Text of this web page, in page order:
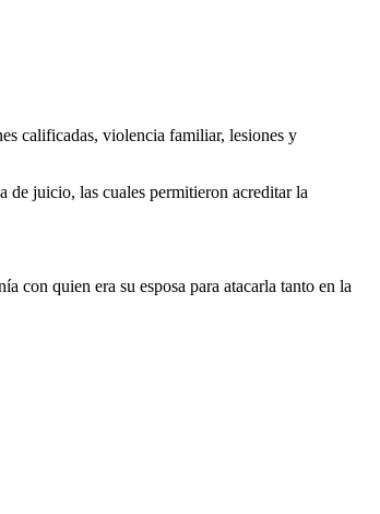
calificadas, violencia familiar, lesiones y
de juicio, las cuales permitieron acreditar la
con quien era su esposa para atacarla tanto en la